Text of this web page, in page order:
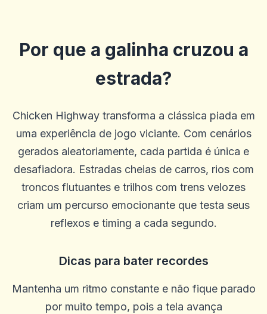
Por que a galinha cruzou a
estrada?
Chicken Highway transforma a clássica piada em
uma experiência de jogo viciante. Com cenários
gerados aleatoriamente, cada partida é única e
desafiadora. Estradas cheias de carros, rios com
troncos flutuantes e trilhos com trens velozes
criam um percurso emocionante que testa seus
reflexos e timing a cada segundo.
Dicas para bater recordes
Mantenha um ritmo constante e não fique parado
por muito tempo, pois a tela avança
R
ROBERT WILLIAMS
2025-10-22 03:17:19
Eu adoro o Betus porque eles têm uma das melhores ofertas em